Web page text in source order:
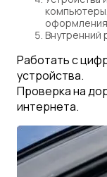
оформления
Внутренний
Работать с
устройства.
Проверка на
интернета.